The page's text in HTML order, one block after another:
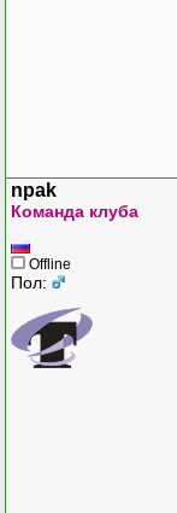
npak
Команда клуба
Offline
Пол: